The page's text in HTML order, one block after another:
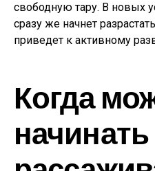
свободную тару. В новых
сразу же начнет
приведет к активному
Когда
начинать